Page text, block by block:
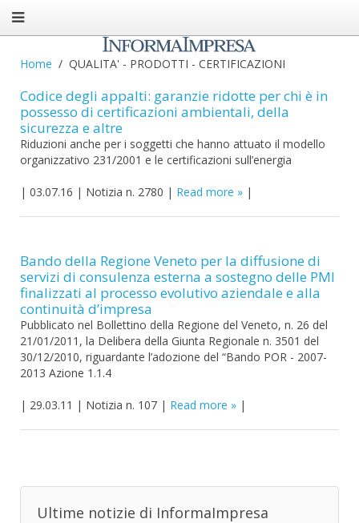
Home QUALITA' - PRODOTTI - CERTIFICAZIONI
Codice degli appalti: garanzie ridotte per chi è in
possesso di certificazioni ambientali, della
sicurezza e altre
Riduzioni anche per i soggetti che hanno attuato il modello
organizzativo 231/2001 e le certificazioni sull’energia
| 03.07.16 | Notizia n. 2780 | Read more |
Bando della Regione Veneto per la diffusione di
servizi di consulenza esterna a sostegno delle PMI
finalizzati al processo evolutivo aziendale e alla
continuità d’impresa
Pubblicato nel Bollettino della Regione del Veneto, n. 26 del
21/01/2011, la Delibera della Giunta Regionale n. 3501 del
30/12/2010, riguardante l’adozione del “Bando POR - 2007-
2013 Azione 1.1.4
| 29.03.11 | Notizia n. 107 | Read more |
Ultime notizie di InformaImpresa